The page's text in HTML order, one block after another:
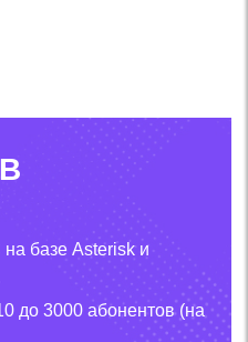
базе Asterisk и
до 3000 абонентов (на